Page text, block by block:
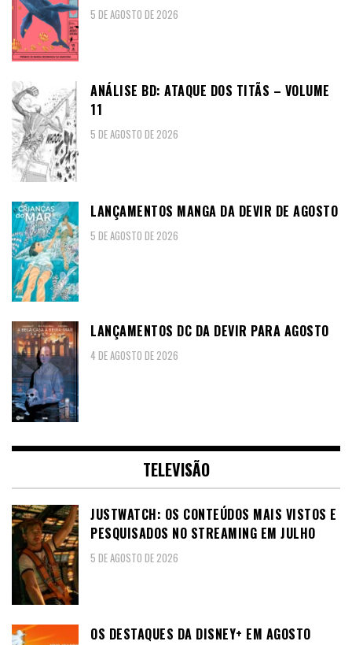
5 DE AGOSTO DE 2026
ANÁLISE BD: ATAQUE DOS TITÃS – VOLUME
11
5 DE AGOSTO DE 2026
LANÇAMENTOS MANGA DA DEVIR DE AGOSTO
5 DE AGOSTO DE 2026
LANÇAMENTOS DC DA DEVIR PARA AGOSTO
4 DE AGOSTO DE 2026
TELEVISÃO
JUSTWATCH: OS CONTEÚDOS MAIS VISTOS E
PESQUISADOS NO STREAMING EM JULHO
5 DE AGOSTO DE 2026
OS DESTAQUES DA DISNEY+ EM AGOSTO